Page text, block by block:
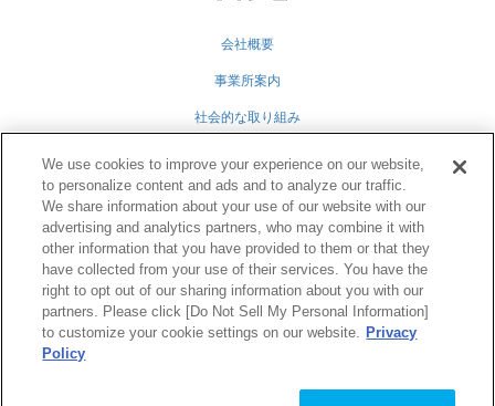
会社概要
事業所案内
社会的な取り組み
グループ会社
個人情報保護方針
業務運営規定
TwitterFacebook
RSS
We use cookies to improve your experience on our website,
to personalize content and ads and to analyze our traffic.
We share information about your use of our website with our
advertising and analytics partners, who may combine it with
other information that you have provided to them or that they
have collected from your use of their services. You have the
right to opt out of our sharing information about you with our
partners. Please click [Do Not Sell My Personal Information]
to customize your cookie settings on our website. Privacy
Policy